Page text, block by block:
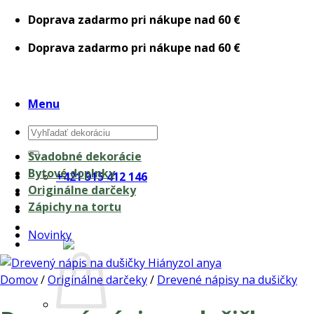
Skip
content
Doprava zadarmo pri nákupe nad 60 €
Doprava zadarmo pri nákupe nad 60 €
Menu
Hľadať:
+421 915 412 146
0,00€
Svadobné dekorácie
Bytové doplnky
Originálne darčeky
Zápichy na tortu
Novinky
Domov/Originálne darčeky/ Drevené nápisy na dušičky